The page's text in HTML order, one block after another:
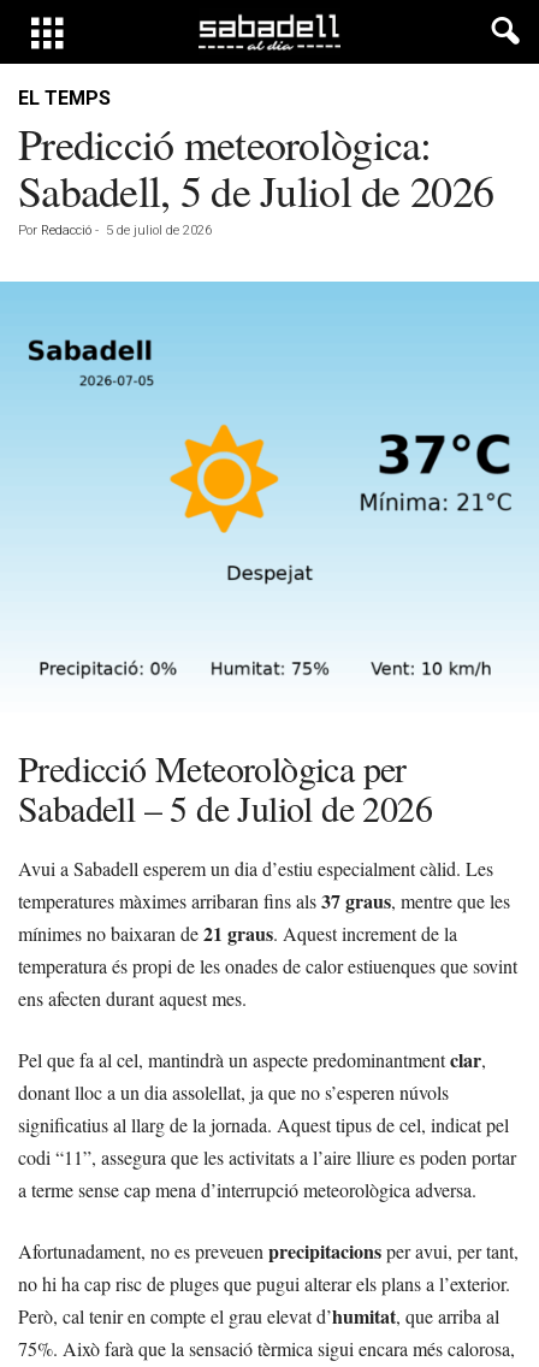
EL TEMPS
Predicció meteorològica:
Sabadell, 5 de Juliol de 2026
Por Redacció - 5 de juliol de 2026
Predicció Meteorològica per
Sabadell – 5 de Juliol de 2026
Avui a Sabadell esperem un dia d’estiu especialment càlid. Les
temperatures màximes arribaran fins als37 graus, mentre que les
mínimes no baixaran de21 graus. Aquest increment de la
temperatura és propi de les onades de calor estiuenques que sovint
ens afecten durant aquest mes.
Pel que fa al cel, mantindrà un aspecte predominantmentclar,
donant lloc a un dia assolellat, ja que no s’esperen núvols
significatius al llarg de la jornada. Aquest tipus de cel, indicat pel
codi “11”, assegura que les activitats a l’aire lliure es poden portar
a terme sense cap mena d’interrupció meteorològica adversa.
Afortunadament, no es preveuenprecipitacionsper avui, per tant,
no hi ha cap risc de pluges que pugui alterar els plans a l’exterior.
Però, cal tenir en compte el grau elevat d’humitat, que arriba al
75%. Això farà que la sensació tèrmica sigui encara més calorosa,